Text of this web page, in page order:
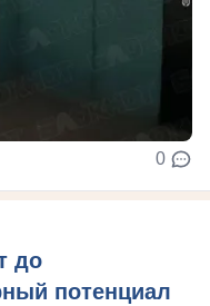
0
до
потенциал